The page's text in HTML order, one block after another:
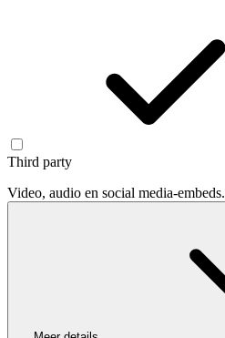
Third party
Video, audio en social media-embeds.